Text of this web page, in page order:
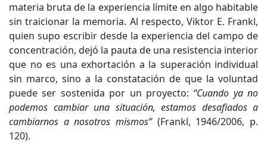
materia bruta de la experiencia límite en algo habitable
sin traicionar la memoria. Al respecto, Viktor E. Frankl,
quien supo escribir desde la experiencia del campo de
concentración, dejó la pauta de una resistencia interior
que no es una exhortación a la superación individual
sin marco, sino a la constatación de que la voluntad
puede ser sostenida por un proyecto: “Cuando ya no
podemos cambiar una situación, estamos desafiados a
cambiarnos a nosotros mismos”(Frankl, 1946/2006, p.
120).